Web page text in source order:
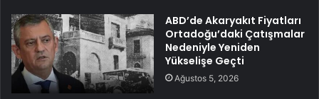
ABD’de Akaryakıt Fiyatları
Ortadoğu’daki Çatışmalar
Nedeniyle Yeniden
Yükselişe Geçti
Ağustos 5, 2026